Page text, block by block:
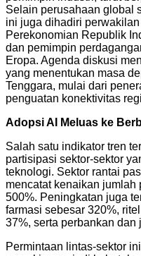
Selain perusahaan global
ini juga dihadiri
Perekonomian Republik
dan pemimpin
Eropa. Agenda diskusi
yang menentukan masa
Tenggara, mulai dari
penguatan konektivitas
Adopsi AI Meluas ke
Salah satu indikator tren
partisipasi sektor-sektor
teknologi. Sektor rantai
mencatat kenaikan
500%. Peningkatan juga
farmasi sebesar 320%,
37%, serta perbankan dan
Permintaan lintas-sektor